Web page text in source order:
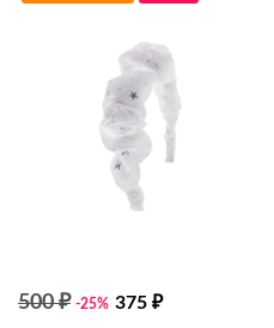
500 ₽ -25% 375 ₽